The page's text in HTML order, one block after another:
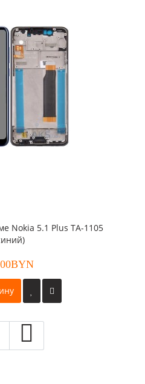
Nokia 5.1 Plus TA-1105